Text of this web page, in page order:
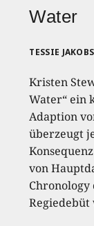
Water
TESSIE JAKOBS
Kristen
Water“ ein
Adaption
überzeugt
von
Regiedebüt